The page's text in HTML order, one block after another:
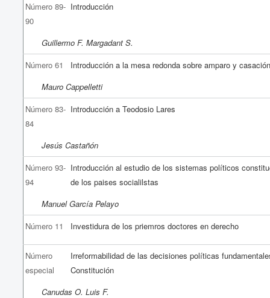
Número 89-
90
Introducción
Guillermo F. Margadant S.
Número 61
Introducción a la mesa redonda sobre amparo y
Mauro Cappelletti
Número 83-
84
Introducción a Teodosio Lares
Jesús Castañón
Número 93-
94
Introducción al estudio de los sistemas políticos
de los paises socialilstas
Manuel García Pelayo
Número 11
Investidura de los priemros doctores en derecho
Número
especial
Irreformabilidad de las decisiones políticas
Constitución
Canudas O. Luis F.